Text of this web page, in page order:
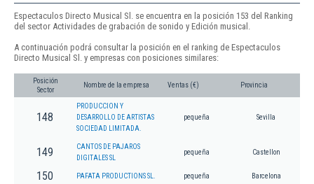
Espectaculos Directo Musical Sl. se encuentra en la posición 153 del Ranking
del sector Actividades de grabación de sonido y Edición musical.
A continuación podrá consultar la posición en el ranking de Espectaculos
Directo Musical Sl. y empresas con posiciones similares:
Posición
Sector
Nombre de la empresa Ventas (€) Provincia
148
PRODUCCION Y
DESARROLLO DE ARTISTAS
SOCIEDAD LIMITADA.
pequeña Sevilla
149
CANTOS DE PAJAROS
DIGITALES SL
pequeña Castellon
150 PAFATA PRODUCTIONS SL. pequeña Barcelona